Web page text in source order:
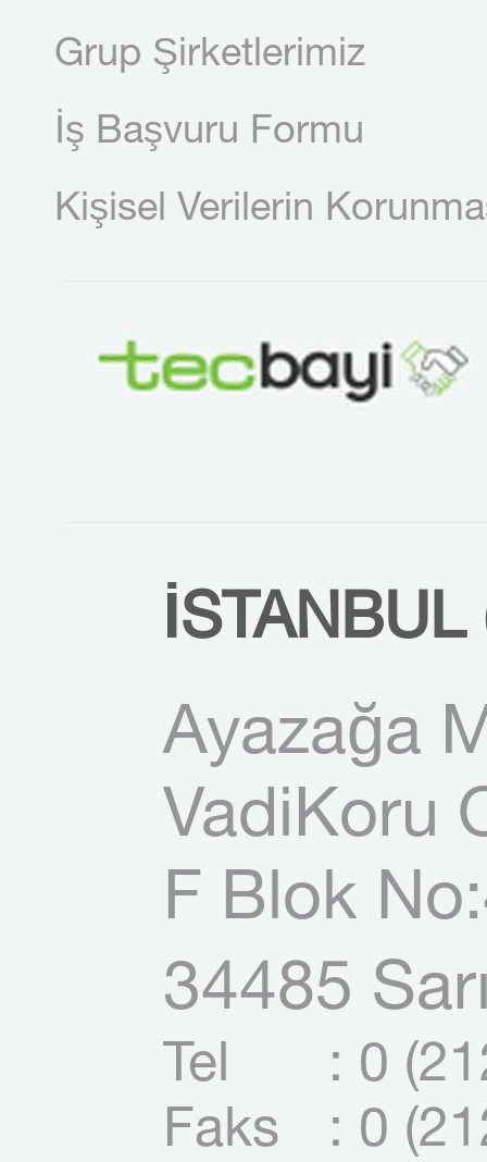
Grup Şirketlerimiz
İş Başvuru Formu
Kişisel Verilerin
İSTANBUL
Ayazağa
VadiKoru
F Blok
34485
Tel
: 0
Faks
: 0